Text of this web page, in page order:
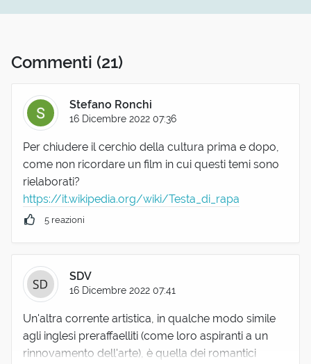
Commenti (21)
Stefano Ronchi
16 Dicembre 2022 07:36
Per chiudere il cerchio della cultura prima e dopo,
come non ricordare un film in cui questi temi sono
rielaborati?
https://it.wikipedia.org/wiki/Testa_di_rapa
5 reazioni
SDV
16 Dicembre 2022 07:41
Un'altra corrente artistica, in qualche modo simile
agli inglesi preraffaelliti (come loro aspiranti a un
rinnovamento dell'arte), è quella dei romantici